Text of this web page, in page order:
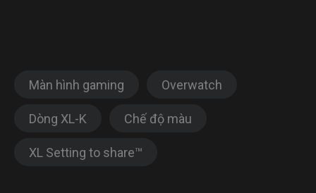
Màn hình gaming Overwatch
Dòng XL-K Chế độ màu
XL Setting to share™